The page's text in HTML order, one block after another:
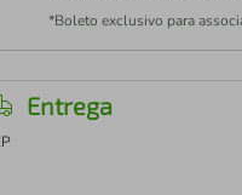
*Boleto exclusivo para
Entrega